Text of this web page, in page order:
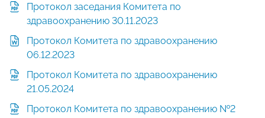
Протокол заседания Комитета по
здравоохранению 30.11.2023
Протокол Комитета по здравоохранению
06.12.2023
Протокол Комитета по здравоохранению
21.05.2024
Протокол Комитета по здравоохранению №2